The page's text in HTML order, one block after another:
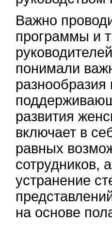
Важно
программы и
понимали
разнообразия
развития
включает в
равных
сотрудников,
устранение
на основе